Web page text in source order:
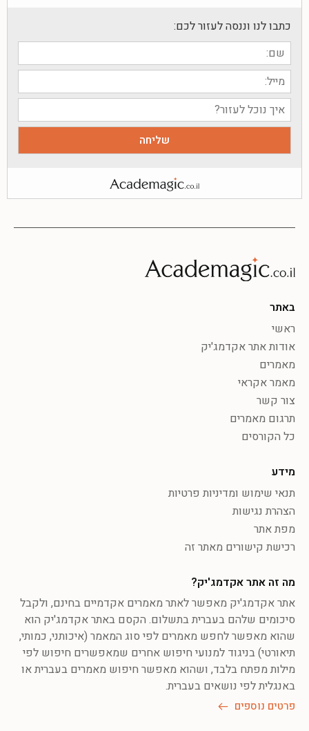
כתבו לנו וננסה לעזור לכם:
באתר
ראשי
אודות אתר אקדמג'יק
מאמרים
מאמר אקראי
צור קשר
תרגום מאמרים
כל הקורסים
מידע
תנאי שימוש ומדיניות פרטיות
הצהרת נגישות
מפת אתר
רכישת קישורים מאתר זה
מה זה אתר אקדמג'יק?
אתר אקדמג'יק מאפשר לאתר מאמרים אקדמיים בחינם, ולקבל
סיכומים שלהם בעברית בתשלום. הקסם באתר אקדמג'יק הוא
שהוא מאפשר לחפש מאמרים לפי סוג המאמר (איכותני, כמותי,
תיאורטי) בניגוד למנועי חיפוש אחרים שמאפשרים חיפוש לפי
מילות מפתח בלבד, ושהוא מאפשר חיפוש מאמרים בעברית או
באנגלית לפי נושאים בעברית.
פרטים נוספים